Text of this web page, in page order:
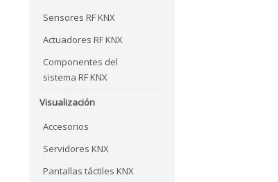
Sensores RF KNX
Actuadores RF KNX
Componentes del
sistema RF KNX
Visualización
Accesorios
Servidores KNX
Pantallas táctiles KNX